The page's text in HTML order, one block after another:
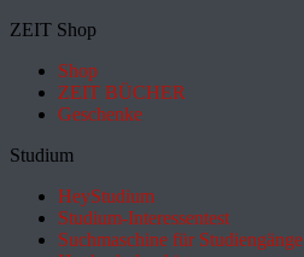
ZEIT Shop
Shop
ZEIT BÜCHER
Geschenke
Studium
HeyStudium
Studium-Interessentest
Suchmaschine für Studiengänge